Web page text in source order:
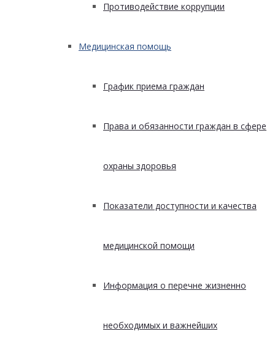
Противодействие коррупции
Медицинская помощь
График приема граждан
Права и обязанности граждан в сфере
охраны здоровья
Показатели доступности и качества
медицинской помощи
Информация о перечне жизненно
необходимых и важнейших